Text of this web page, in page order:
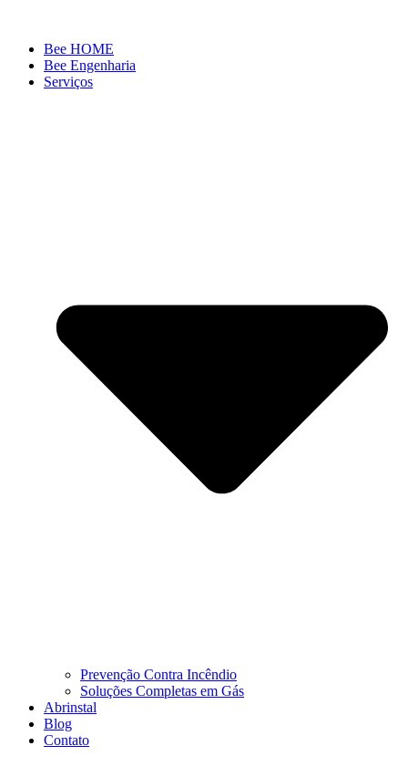
Bee HOME
Bee Engenharia
Serviços
Prevenção Contra Incêndio
Soluções Completas em Gás
Abrinstal
Blog
Contato